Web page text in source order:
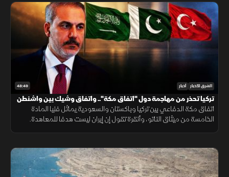
48:49 الشرق للأخبار أخبار
تركيا تحذر من مهاجمة دول "اتفاق مكة".. واتفاق وشيك بين واشنطن
وطهران
اتفاق مكة الدفاعي بين تركيا وباكستان والسعودية يماثل فنيا المادة
الخامسة من ميثاق الناتو، وأنقرة تقول إن إيران ليست هدفا للمعاهدة.